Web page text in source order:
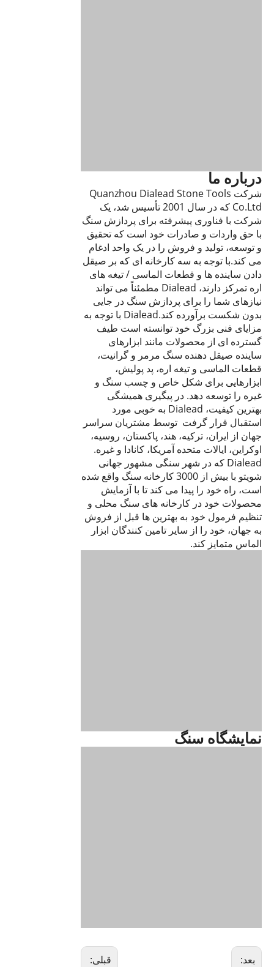
درباره ما
شرکت Quanzhou Dialead Stone Tools
Co.Ltd که در سال 2001 تأسیس شد، یک
شرکت با فناوری پیشرفته برای پردازش سنگ
با حق واردات و صادرات خود است که تحقیق
و توسعه، تولید و فروش را در یک واحد ادغام
می کند.با توجه به سه کارخانه ای که بر صیقل
دادن ساینده ها و قطعات الماسی / تیغه های
اره تمرکز دارند، Dialead مطمئناً می تواند
نیازهای شما را برای پردازش سنگ در جایی
بدون شکست برآورده کند.Dialead با توجه به
مزایای فنی بزرگ خود توانسته است طیف
گسترده ای از محصولات مانند ابزارهای
ساینده صیقل دهنده سنگ مرمر و گرانیت،
قطعات الماسی و تیغه اره، پد پولیش،
ابزارهایی برای شکل خاص و چسب سنگ و
غیره را توسعه دهد. در پیگیری همیشگی
بهترین کیفیت، Dialead به خوبی مورد
استقبال قرار گرفت توسط مشتریان سراسر
جهان از ایران، ترکیه، هند، پاکستان، روسیه،
اوکراین، ایالات متحده آمریکا، کانادا و غیره.
Dialead که در شهر سنگی مشهور جهانی
شویتو با بیش از 3000 کارخانه سنگ واقع شده
است، راه خود را پیدا می کند تا با آزمایش
محصولات خود در کارخانه های سنگ محلی و
تنظیم فرمول خود به بهترین ها قبل از فروش
به جهان، خود را از سایر تامین کنندگان ابزار
الماس متمایز کند.
نمایشگاه سنگ
قبلی: بعد: